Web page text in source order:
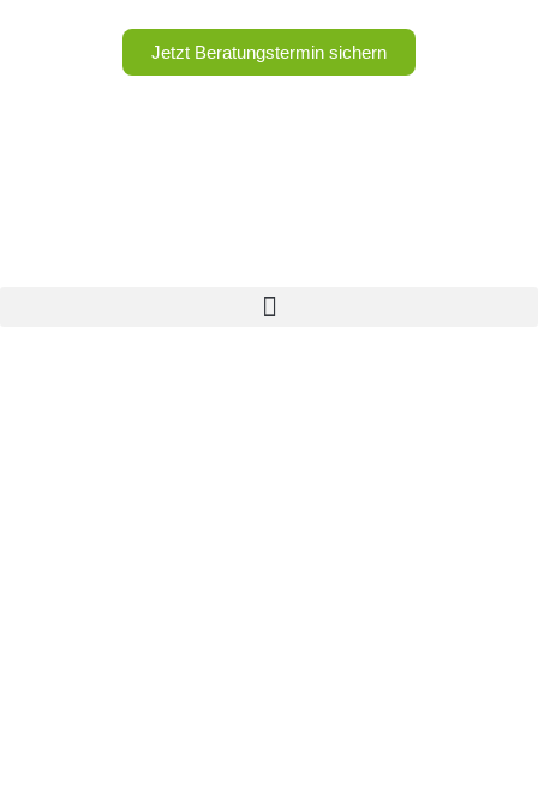
Jetzt Beratungstermin sichern